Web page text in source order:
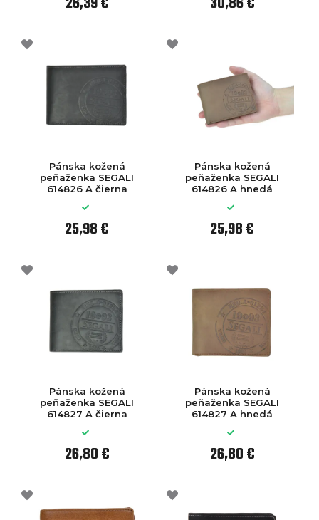
Pánska kožená
peňaženka SEGALI
614826 A čierna
25,98 €
Pánska kožená
peňaženka SEGALI
614826 A hnedá
25,98 €
Pánska kožená
peňaženka SEGALI
614827 A čierna
26,80 €
Pánska kožená
peňaženka SEGALI
614827 A hnedá
26,80 €